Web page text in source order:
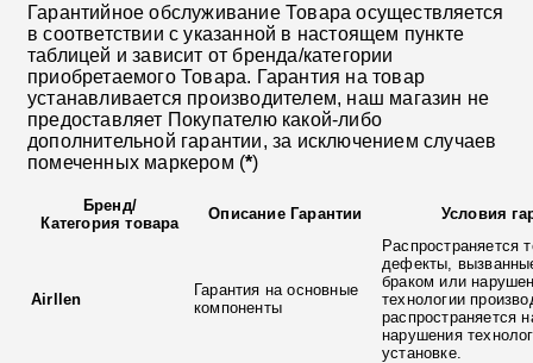
Гарантийное обслуживание Товара осуществляется
в соответствии с указанной в настоящем пункте
таблицей и зависит от бренда/категории
приобретаемого Товара. Гарантия на товар
устанавливается производителем, наш магазин не
предоставляет Покупателю какой-либо
дополнительной гарантии, за исключением случаев
помеченных маркером (*)
Бренд/
Категория товара
Описание Гарантии Условия
Airllen
Гарантия на основные
компоненты
Распространяется
дефекты,
браком или
технологии
распространяется
нарушения
установке.